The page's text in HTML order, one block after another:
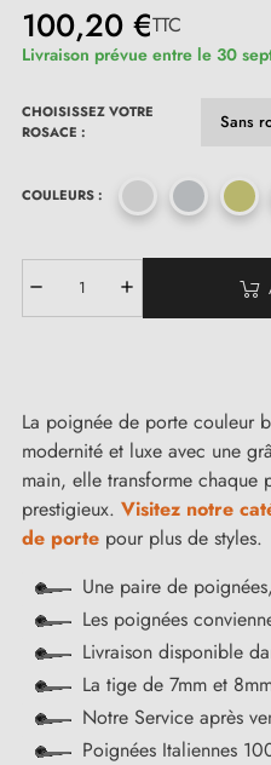
100,20 €TTC
Livraison prévue entre le 30
CHOISISSEZ VOTRE
ROSACE :
COULEURS :
La poignée de porte couleur
modernité et luxe avec une
main, elle transforme chaque
prestigieux. Visitez notre
de porte pour plus de styles.
Une paire de
Les poignées
Livraison disponible
La tige de 7mm et
Notre Service après
Poignées Italiennes